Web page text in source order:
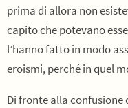
prima di allora non
capito che potevano
l’hanno fatto in modo
eroismi, perché in quel
Di fronte alla confusione